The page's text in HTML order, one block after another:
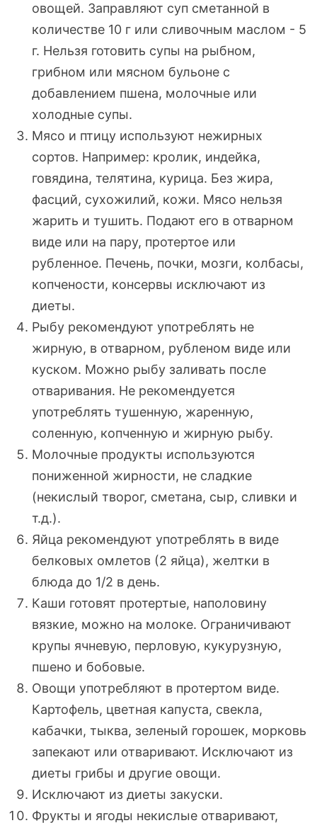
овощей. Заправляют суп сметанной в
количестве 10 г или сливочным маслом - 5
г. Нельзя готовить супы на рыбном,
грибном или мясном бульоне с
добавлением пшена, молочные или
холодные супы.
Мясо и птицу используют нежирных
сортов. Например: кролик, индейка,
говядина, телятина, курица. Без жира,
фасций, сухожилий, кожи. Мясо нельзя
жарить и тушить. Подают его в отварном
виде или на пару, протертое или
рубленное. Печень, почки, мозги, колбасы,
копчености, консервы исключают из
диеты.
Рыбу рекомендуют употреблять не
жирную, в отварном, рубленом виде или
куском. Можно рыбу заливать после
отваривания. Не рекомендуется
употреблять тушенную, жаренную,
соленную, копченную и жирную рыбу.
Молочные продукты используются
пониженной жирности, не сладкие
(некислый творог, сметана, сыр, сливки и
т.д.).
Яйца рекомендуют употреблять в виде
белковых омлетов (2 яйца), желтки в
блюда до 1/2 в день.
Каши готовят протертые, наполовину
вязкие, можно на молоке. Ограничивают
крупы ячневую, перловую, кукурузную,
пшено и бобовые.
Овощи употребляют в протертом виде.
Картофель, цветная капуста, свекла,
кабачки, тыква, зеленый горошек, морковь
запекают или отваривают. Исключают из
диеты грибы и другие овощи.
Исключают из диеты закуски.
Фрукты и ягоды некислые отваривают,